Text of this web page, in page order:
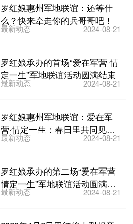
罗红娘惠州军地联谊：还等什
么？快来牵走你的兵哥哥吧！
最新动态 2024-08-21
罗红娘承办的首场“爱在军营 情
定一生”军地联谊活动圆满结束
最新动态 2024-08-21
罗红娘惠州军地联谊：爱在军
营·情定一生：春日里共同见证
首次约会
最新动态 2024-08-21
罗红娘承办的第二场“爱在军营
情定一生”军地联谊活动圆满结
束
最新动态 2024-08-21